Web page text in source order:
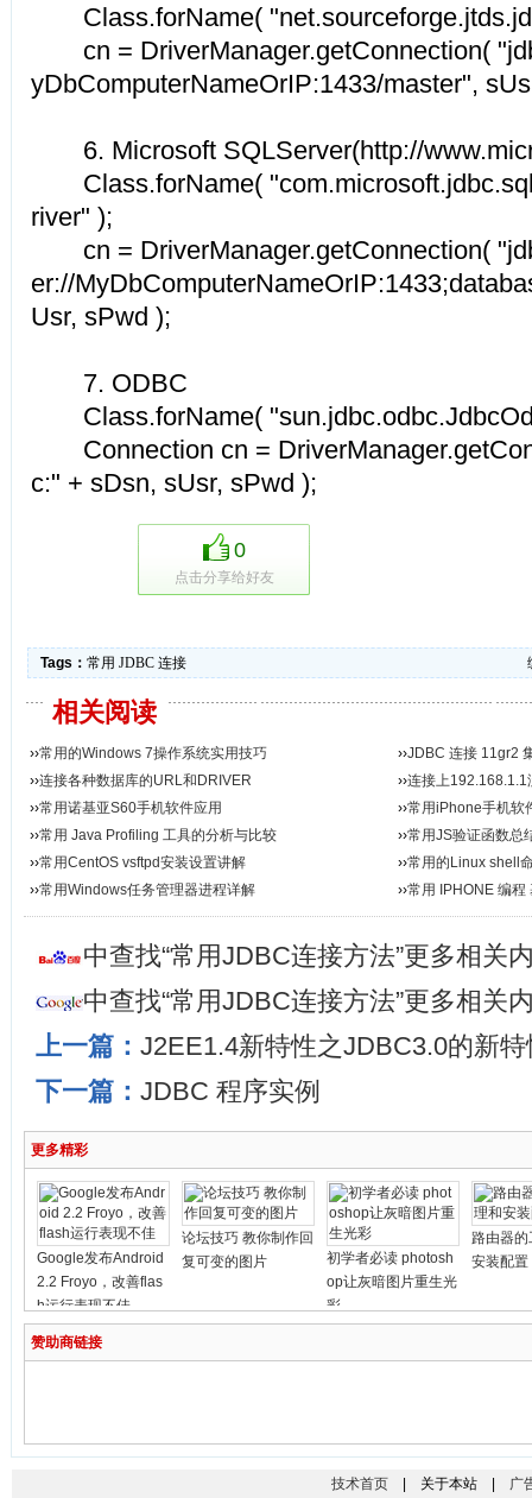
Class.forName(
cn = DriverManager.getConnection(
yDbComputerNameOrIP:1433/master",
6. Microsoft SQLServer(http://
Class.forName(
river" );
cn = DriverManager.getConnection(
er://
Usr, sPwd );
7. ODBC
Class.forName(
Connection cn =
c:" + sDsn, sUsr, sPwd );
0
点击分享给好友
Tags： 常用 JDBC 连接
相关阅读
››常用的Windows 7操作系统实用技巧 ››JDBC 连接 11gr2
››连接各种数据库的URL和DRIVER ››连接上192.168.1.1
››常用诺基亚S60手机软件应用 ››常用iPhone手机软
››常用 Java Profiling 工具的分析与比较 ››常用JS验证函数总
››常用CentOS vsftpd安装设置讲解 ››常用的Linux shell
››常用Windows任务管理器进程详解 ››常用 IPHONE 编程
中查找“常用JDBC连接方法”更多相关
中查找“常用JDBC连接方法”更多相关
上一篇： J2EE1.4新特性之JDBC3.0的新特
下一篇： JDBC 程序实例
更多精彩
Google发布Android
2.2 Froyo，改善flas
h运行表现不佳
论坛技巧 教你制作回
复可变的图片
初学者必读 photosh
op让灰暗图片重生光
彩
路由器的
安装配置
赞助商链接
技术首页| 关于本站 | 广